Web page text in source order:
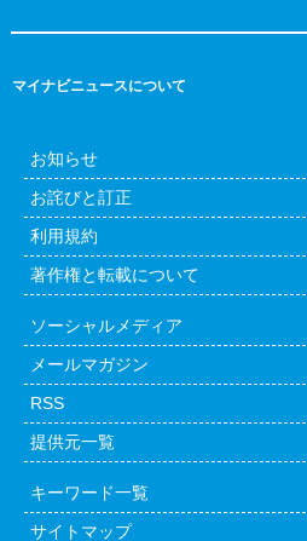
マイナビニュースについて
お知らせ
お詫びと訂正
利用規約
著作権と転載について
ソーシャルメディア
メールマガジン
RSS
提供元一覧
キーワード一覧
サイトマップ